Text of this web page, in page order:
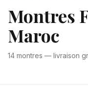
Accueil
Collections
Montres
Maroc
14 montres — livraison